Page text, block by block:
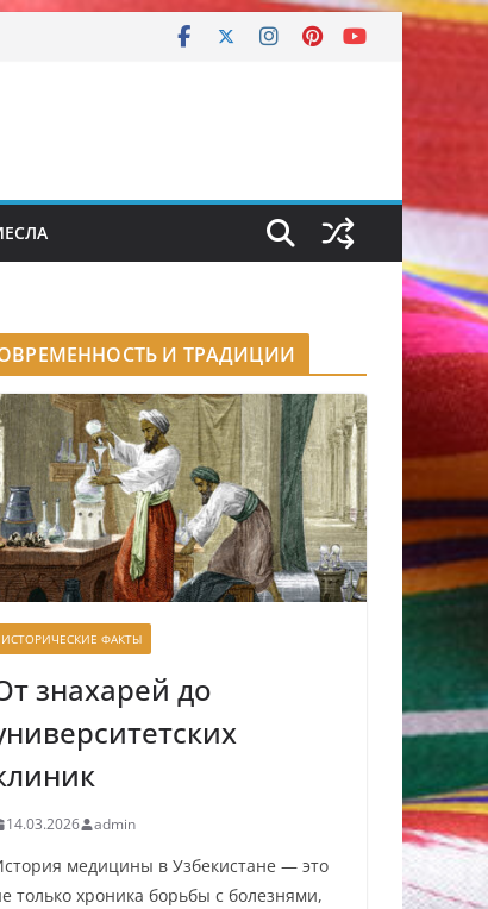
И ТРАДИЦИИ
ИСТОРИЧЕСКИЕ ФАКТЫ
знахарей до
14.03.2026 admin
медицины в Узбекистане — это
только хроника борьбы с болезнями,